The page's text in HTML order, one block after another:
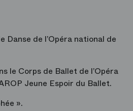
Danse de l’Opéra national de
le Corps de Ballet de l’Opéra
Jeune Espoir du Ballet.
».